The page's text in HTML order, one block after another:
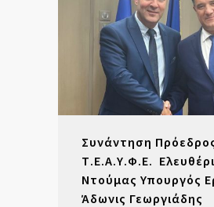
Συνάντηση
Τ.Ε.Α.Υ.Φ.Ε.
Ντούμας Υπουργός
Άδωνις Γεωργιάδης